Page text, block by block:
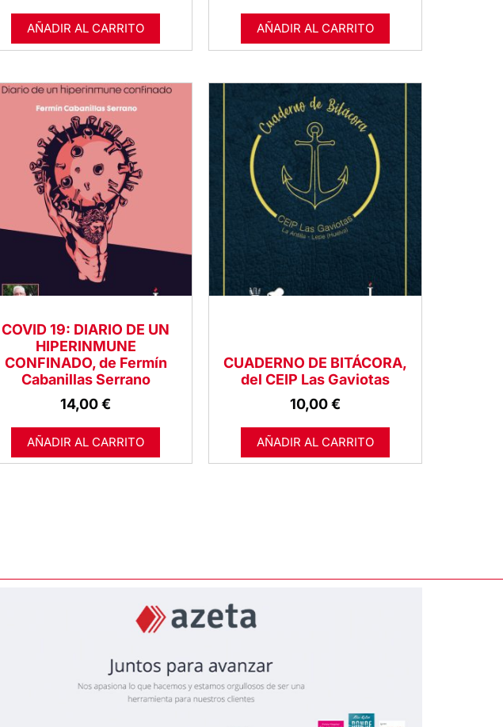
AÑADIR AL CARRITO AÑADIR AL CARRITO
COVID 19: DIARIO DE UN
HIPERINMUNE
CONFINADO, de Fermín
Cabanillas Serrano
14,00€
AÑADIR AL CARRITO
CUADERNO DE BITÁCORA,
del CEIP Las Gaviotas
10,00€
AÑADIR AL CARRITO